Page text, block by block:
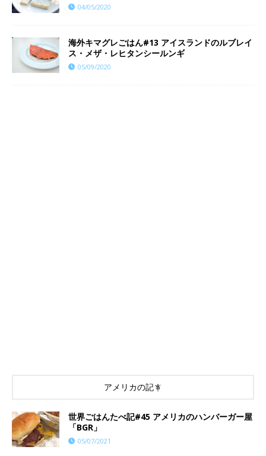
04/05/2020
海外キマグレごはん#13 アイスランドのルブレイ
ス・メザ・レヒタンシールンギ
05/09/2020
アメリカの記事
世界ごはんたべ記#45 アメリカのハンバーガー屋
「BGR」
05/07/2021